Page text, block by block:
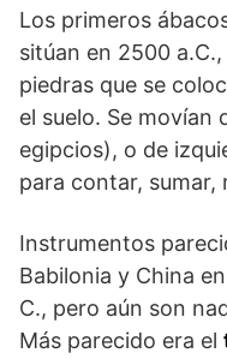
Los primeros
sitúan en 2500
piedras que se
el suelo. Se movían
egipcios), o de
para contar, sumar,
Instrumentos
Babilonia y China
C., pero aún son
Más parecido era el